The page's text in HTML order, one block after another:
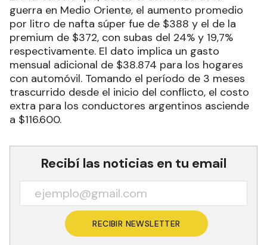
guerra en Medio Oriente, el aumento promedio
por litro de nafta súper fue de $388 y el de la
premium de $372, con subas del 24% y 19,7%
respectivamente. El dato implica un gasto
mensual adicional de $38.874 para los hogares
con automóvil. Tomando el período de 3 meses
trascurrido desde el inicio del conflicto, el costo
extra para los conductores argentinos asciende
a $116.600.
Recibí las noticias en tu email
RECIBIR NEWSLETTER